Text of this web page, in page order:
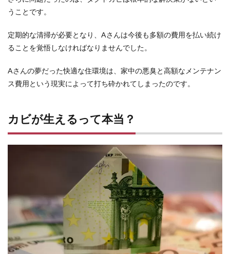
4.1
ト清
掃
フィ
ルタ
4.3
ファ
ン清
掃
清掃
頻度
6
うことです。
定期的な清掃が必要となり、Aさんは今後も多額の費用を払い続け
ることを覚悟しなければなりませんでした。
Aさんの夢だった快適な住環境は、家中の悪臭と高額なメンテナン
ス費用という現実によって打ち砕かれてしまったのです。
カビが生えるって本当？